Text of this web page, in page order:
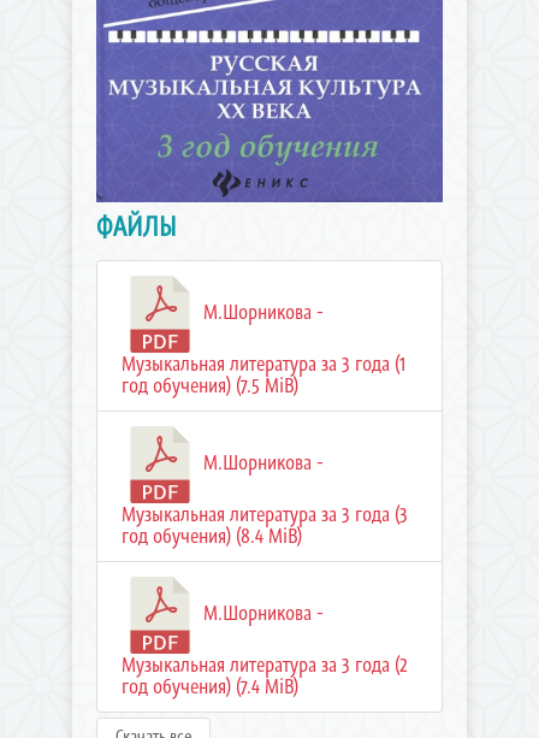
ФАЙЛЫ
М.Шорникова -
Музыкальная литература за 3 года (1
год обучения) (7.5 MiB)
М.Шорникова -
Музыкальная литература за 3 года (3
год обучения) (8.4 MiB)
М.Шорникова -
Музыкальная литература за 3 года (2
год обучения) (7.4 MiB)